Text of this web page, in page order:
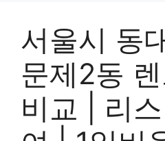
서울시 동
문제2동
비교 | 리